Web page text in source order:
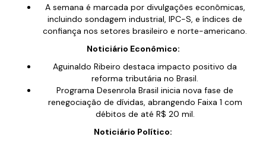
A semana é marcada por divulgações econômicas,
incluindo sondagem industrial, IPC-S, e índices de
confiança nos setores brasileiro e norte-americano.
Noticiário Econômico:
Aguinaldo Ribeiro destaca impacto positivo da
reforma tributária no Brasil.
Programa Desenrola Brasil inicia nova fase de
renegociação de dívidas, abrangendo Faixa 1 com
débitos de até R$ 20 mil.
Noticiário Político: